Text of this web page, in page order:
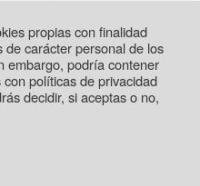
Ebro
de piedra
propias con finalidad
carácter personal de los
embargo, podría contener
políticas de privacidad
decidir, si aceptas o no,